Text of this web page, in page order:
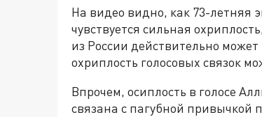
На видео видно, как 73-летняя
чувствуется сильная
из России действительно
охриплость голосовых связок
Впрочем, осиплость в голосе
связана с пагубной привычкой